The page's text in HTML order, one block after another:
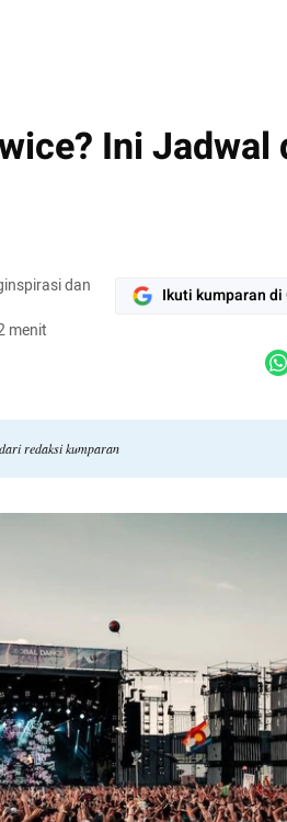
Ini Jadwal
dan
menit
Ikuti kumparan di
redaksi kumparan